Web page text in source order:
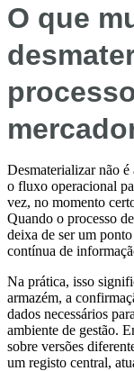
O que
Desmaterializar não é
o fluxo operacional
vez, no momento
Quando o processo
deixa de ser um
contínua de
Na prática, isso
armazém, a
dados necessários
ambiente de gestão.
sobre versões
um registo central,